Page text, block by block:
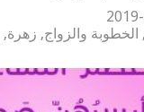
, الخطوبة والزواج, زهرة,